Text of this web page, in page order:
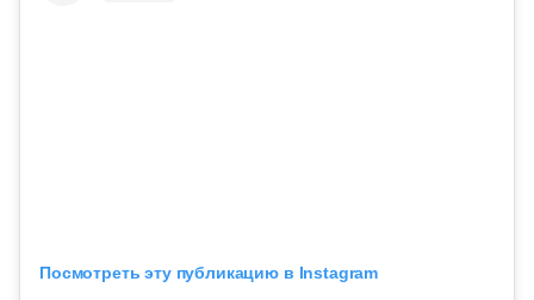
Посмотреть эту публикацию в Instagram